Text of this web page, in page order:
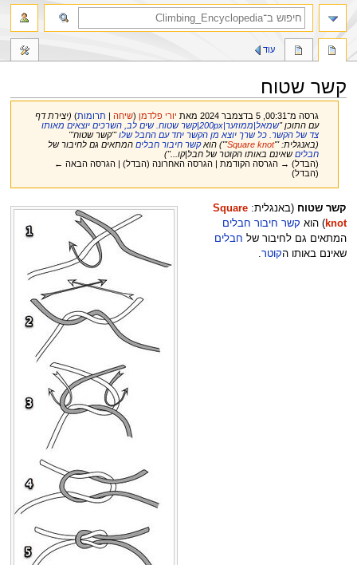
קשר שטוח
גרסה מ־00:31, 5 בדצמבר 2024 מאת יורי פלדמן (שיחה | תרומות) (יצירת דף
עם התוכן "
שמאל|ממוזער|200px|קשר שטוח. שים לב, השרכים יוצאים מאותו
צד של הקשר. כל שרך יוצא מן הקשר יחד עם החבל שלו'''קשר שטוח'''
(באנגלית: '''Square knot''') הואקשר חיבור חבלים המתאים גם לחיבור של
חבליםשאינם באותו הקוטר של חבל|קו...")
(הבדל) → הגרסה הקודמת | הגרסה האחרונה (הבדל) | הגרסה הבאה ←
(הבדל)
קפיצה
לניווט
קפיצה
לחיפוש
קשר שטוח (באנגלית: Square
knot) הוא קשר חיבור חבלים
המתאים גם לחיבור של חבלים
שאינם באותו הקוטר.
עוד
חיפוש